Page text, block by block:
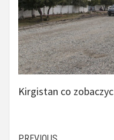
Kirgistan co zobaczyc